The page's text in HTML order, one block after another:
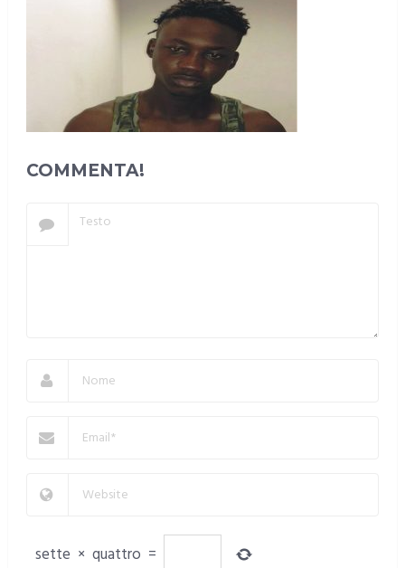
COMMENTA!
sette × quattro =